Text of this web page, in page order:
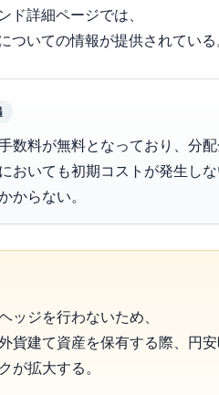
ド詳細ページでは、
ついての情報が提供されてい
数料が無料となっており、分
おいても初期コストが発生し
からない。
ッジを行わないため、
貨建て資産を保有する際、円
が拡大する。